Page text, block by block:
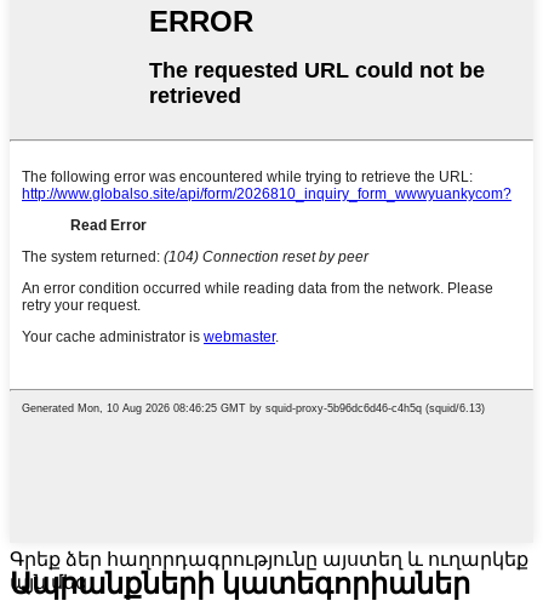
Գրեք ձեր հաղորդագրությունը այստեղ և ուղարկեք
այն մեզ
Ապրանքների կատեգորիաներ